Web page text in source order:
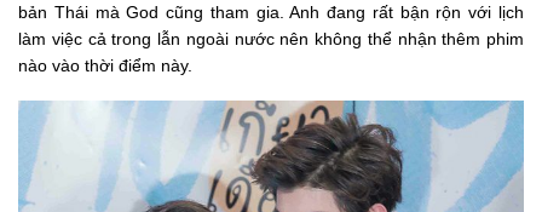
bản Thái mà God cũng tham gia. Anh đang rất bận rộn với lịch
làm việc cả trong lẫn ngoài nước nên không thể nhận thêm phim
nào vào thời điểm này.